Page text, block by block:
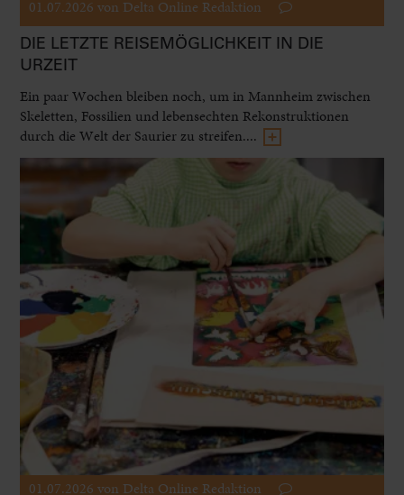
01.07.2026 von Delta Online Redaktion
DIE LETZTE REISEMÖGLICHKEIT IN DIE
URZEIT
Ein paar Wochen bleiben noch, um in Mannheim zwischen
Skeletten, Fossilien und lebensechten Rekonstruktionen
durch die Welt der Saurier zu streifen....
01.07.2026 von Delta Online Redaktion